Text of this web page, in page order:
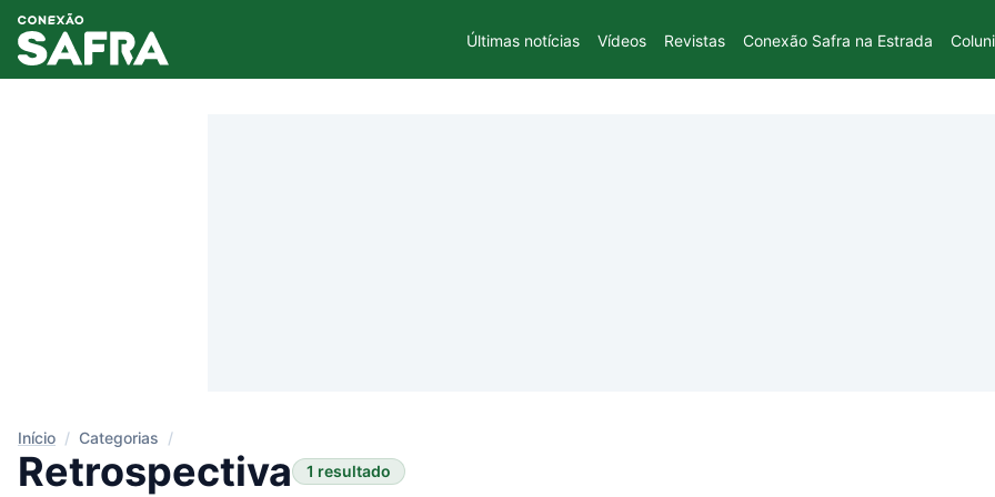
Últimas notícias Vídeos Revistas Conexão Safra na Estrada
Início / Categorias /
Retrospectiva 1 resultado